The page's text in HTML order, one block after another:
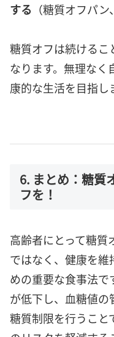
する （糖質オフパ
糖質オフは続けるこ
なります。無理なく
康的な生活を目指し
6. まとめ：糖質
フを！
高齢者にとって糖質
ではなく、健康を
めの重要な食事法で
が低下し、血糖値
糖質制限を行うこと